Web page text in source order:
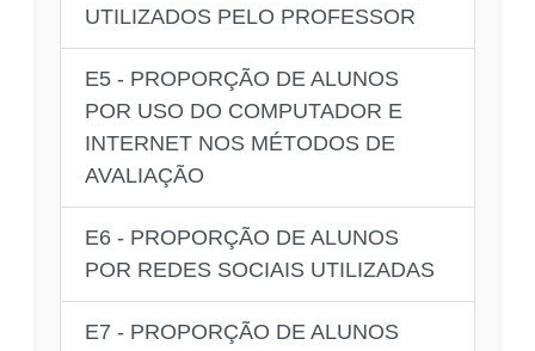
UTILIZADOS PELO PROFESSOR
E5 - PROPORÇÃO DE ALUNOS
POR USO DO COMPUTADOR E
INTERNET NOS MÉTODOS DE
AVALIAÇÃO
E6 - PROPORÇÃO DE ALUNOS
POR REDES SOCIAIS UTILIZADAS
E7 - PROPORÇÃO DE ALUNOS